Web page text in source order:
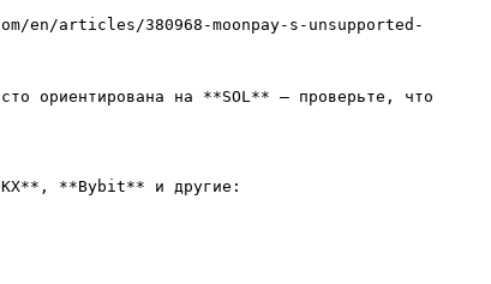
en/articles/380968-moonpay-s-unsupported-
ориентирована на **SOL** — проверьте, что
**Bybit** и другие: